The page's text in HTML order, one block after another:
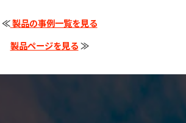
≪製品の事例一覧を見る
製品ページを見る≫